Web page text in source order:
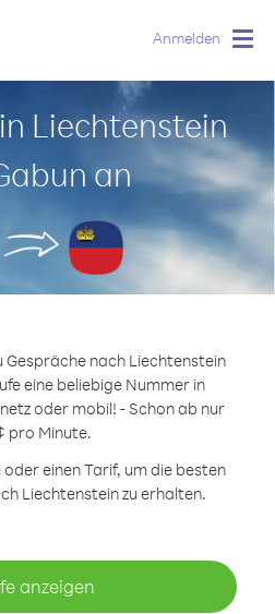
Anmelden
Liechtenstein
an
Gespräche nach Liechtenstein
eine beliebige Nummer in
oder mobil! - Schon ab nur
pro Minute.
einen Tarif, um die besten
Liechtenstein zu erhalten.
anzeigen